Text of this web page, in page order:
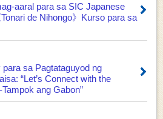
aaral para sa SIC Japanese
de Nihongo》Kurso para sa
sa Pagtataguyod ng
“Let’s Connect with the
ang Gabon”